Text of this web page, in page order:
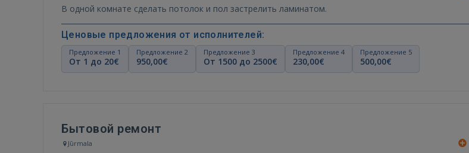
В одной комнате сделать потолок и пол застрелить ламинатом.
Ценовые предложения от исполнителей:
Предложение 1
От 1 до 20€
Предложение 2
950,00€
Предложение 3
От 1500 до 2500€
Предложение 4
230,00€
Предложение 5
500,00€
Бытовой ремонт
Jūrmala